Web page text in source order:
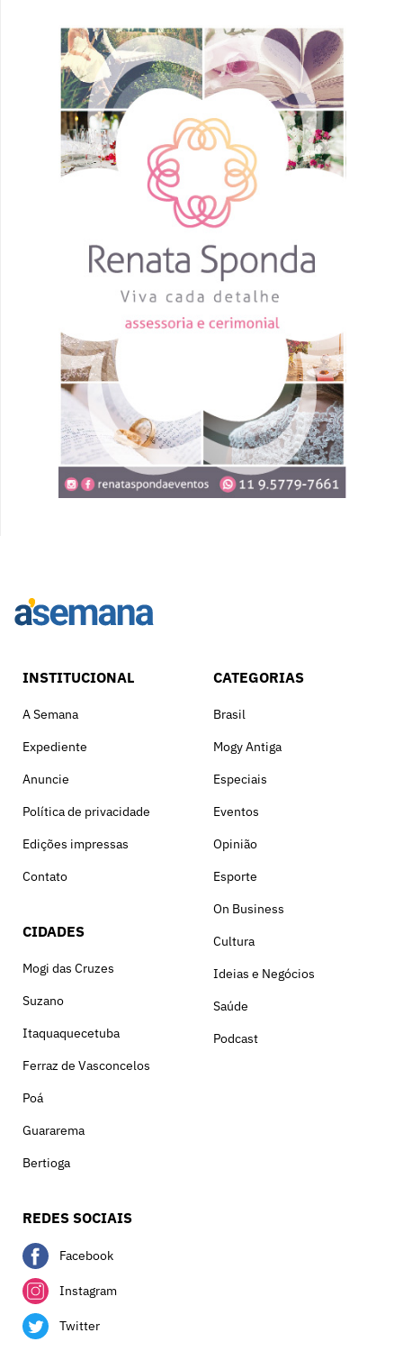
INSTITUCIONAL
A Semana
Expediente
Anuncie
Política de privacidade
Edições impressas
Contato
CIDADES
Mogi das Cruzes
Suzano
Itaquaquecetuba
Ferraz de Vasconcelos
Poá
Guararema
Bertioga
CATEGORIAS
Brasil
Mogy Antiga
Especiais
Eventos
Opinião
Esporte
On Business
Cultura
Ideias e Negócios
Saúde
Podcast
REDES SOCIAIS
Facebook
Instagram
Twitter